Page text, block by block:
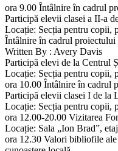
ora 9.00 Întâlnire în cadrul
Participă elevii clasei a II-a
Locație: Secția pentru copii,
Întâlnire în cadrul proiectului
Written By : Avery Davis
Participă elevi de la Centrul
Locație: Secția pentru copii,
ora 10.00 Întâlnire în cadrul
Participă elevii clasei I de la
Locație: Secția pentru copii,
ora 12.00-20.00 Vizitarea
Locație: Sala „Ion Brad”,
ora 12.30 Valori bibliofile